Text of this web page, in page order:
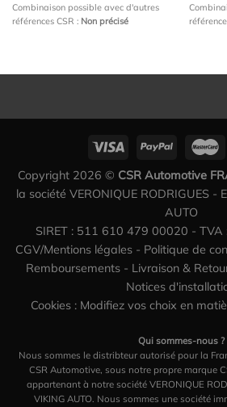
Combinaison possible avec d'autres
références CSR : Non précisé
Copyright 2026 © CSR Automotive
la société VERONIQUE RODRIGUES -
AUTO
SIRET : 511 610 479 00020 -
CGV/Mentions légales- Politique de
Remboursements- Livraison &
Notices
Cookies : Modifiez vos choix en
Qui sommes-nous ?
Nous sommes le distribteur autorisé pour la
CSR Automotive, sous notre propre marque
appartenant à notre société VERONIQUE
VIKING AUTO. Nous sommes une société